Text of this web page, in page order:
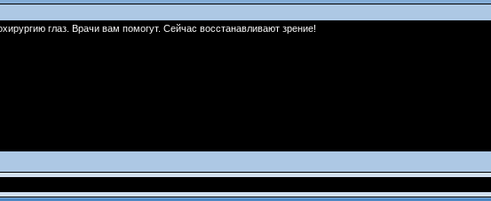
глаз. Врачи вам помогут. Сейчас восстанавливают зрение!